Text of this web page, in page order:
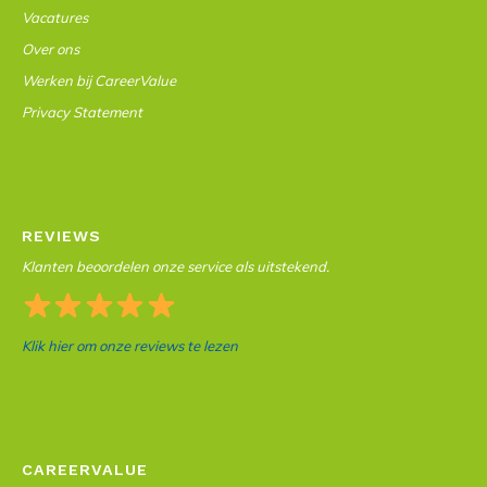
Vacatures
Over ons
Werken bij CareerValue
Privacy Statement
REVIEWS
Klanten beoordelen onze service als uitstekend.
Klik hier om onze reviews te lezen
CAREERVALUE